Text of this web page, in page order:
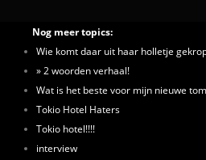
Nog meer topics:
Wie komt daar uit haar holletje
» 2 woorden verhaal!
Wat is het beste voor mijn nieuwe
Tokio Hotel Haters
Tokio hotel!!!!
interview